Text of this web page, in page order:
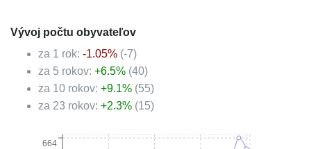
Vývoj počtu obyvateľov
za 1 rok: -1.05% (-7)
za 5 rokov: +6.5% (40)
za 10 rokov: +9.1% (55)
za 23 rokov: +2.3% (15)
664